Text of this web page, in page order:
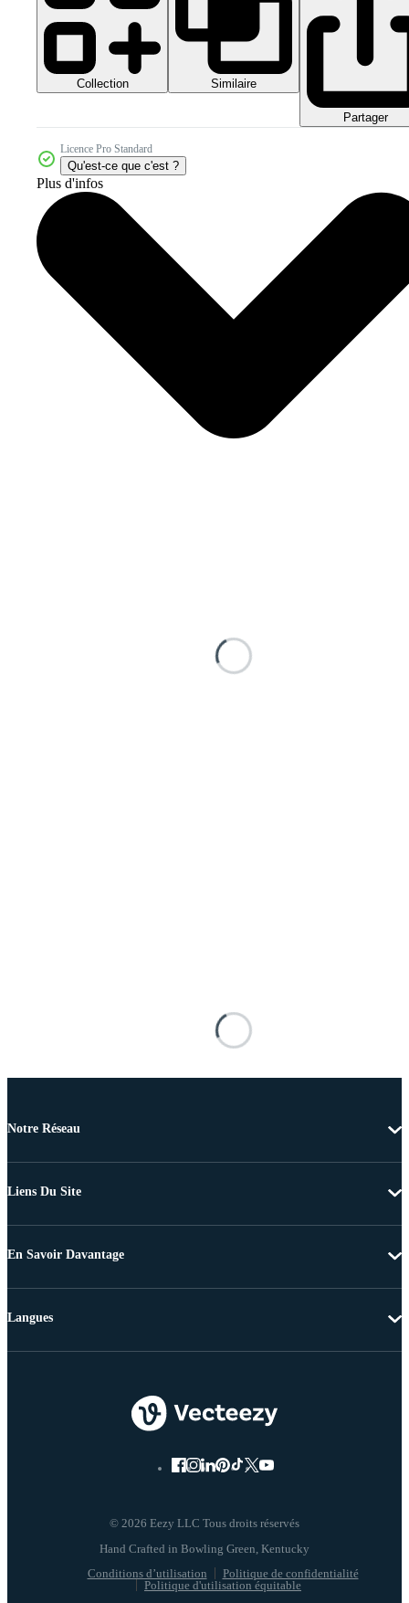
Collection Similaire
Partager
Licence Pro Standard
Qu'est-ce que c'est ?
Plus d'infos
Notre Réseau
Liens Du Site
En Savoir Davantage
© 2026 Eezy LLC Tous droits réservés
Conditions d’utilisation
Politique de confidentialité
Politique d'utilisation équitable
Langues